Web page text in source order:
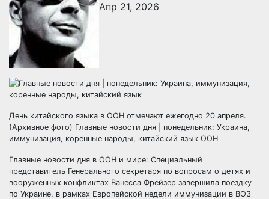
Апр 21, 2026
День китайского языка в ООН отмечают ежегодно 20 апреля.
(Архивное фото) Главные новости дня | понедельник: Украина,
иммунизация, коренные народы, китайский язык ООН
Главные новости дня в ООН и мире: Специальный
представитель Генерального секретаря по вопросам о детях и
вооруженных конфликтах Ванесса Фрейзер завершила поездку
по Украине, в рамках Европейской недели иммунизации в ВОЗ